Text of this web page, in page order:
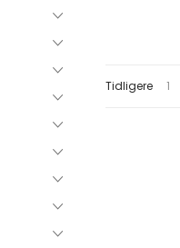
Page
Tidligere 1